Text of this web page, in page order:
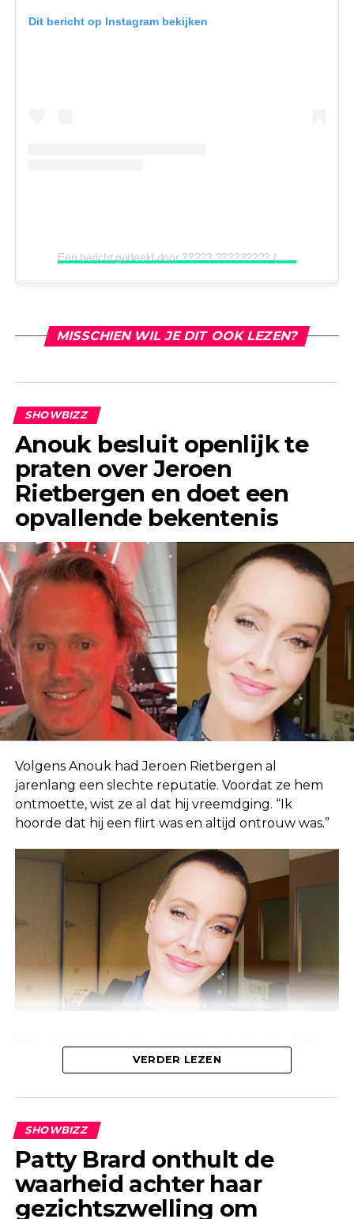
Dit bericht op Instagram bekijken
Een bericht gedeeld door ????? ????????? (@sarahvansoelen)
MISSCHIEN WIL JE DIT OOK LEZEN?
SHOWBIZZ
Anouk besluit openlijk te
praten over Jeroen
Rietbergen en doet een
opvallende bekentenis
Volgens Anouk had Jeroen Rietbergen al
jarenlang een slechte reputatie. Voordat ze hem
ontmoette, wist ze al dat hij vreemdging. “Ik
hoorde dat hij een flirt was en altijd ontrouw was.”
Linda, of waren ze alleen bekend bij de mensen
geruchten al jaren geleden de ronde deden.
VERDER LEZEN
SHOWBIZZ
Patty Brard onthult de
waarheid achter haar
gezichtszwelling om